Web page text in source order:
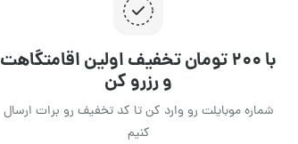
با ۲۰۰ تومان تخفیف اولین اقامتگاهت
و رزرو کن
شماره موبایلت رو وارد کن تا کد تخفیف رو برات ارسال
کنیم